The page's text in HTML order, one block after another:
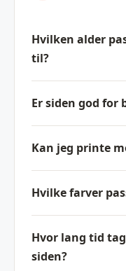
Hvilken alder
til?
Er siden god for
Kan jeg printe
Hvilke farver
Hvor lang tid
siden?